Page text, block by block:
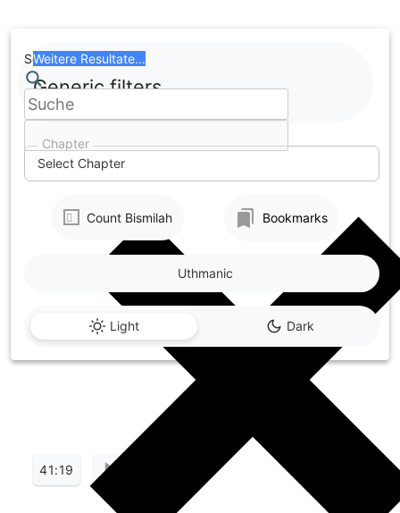
to
content
Chapter
Select Chapter
Search
Weitere Resultate...
Generic filters
Count Bismilah Bookmarks
Light Dark
Uthmanic
41:19